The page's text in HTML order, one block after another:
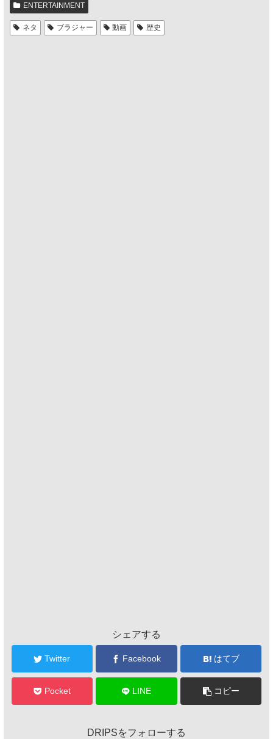
ENTERTAINMENT
ネタ ブラジャー 動画 歴史
シェアする
Twitter Facebook はてブ
Pocket LINE コピー
DRIPSをフォローする